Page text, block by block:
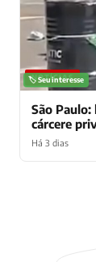
NOTÍCIAS
🏷️ Seu interesse
São
cárcere
Há 3 dias